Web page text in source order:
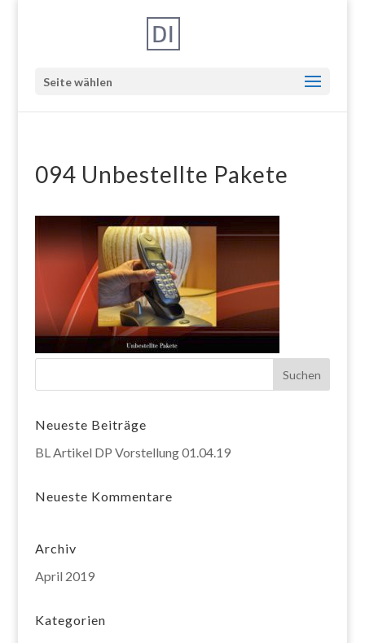
Seite wählen
094 Unbestellte Pakete
Neueste Beiträge
BL Artikel DP Vorstellung 01.04.19
Neueste Kommentare
Archiv
April 2019
Kategorien